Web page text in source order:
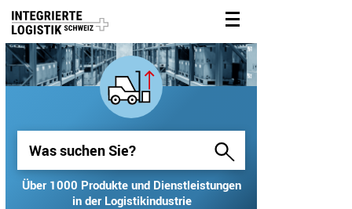
Über 1000 Produkte und Dienstleistungen
in der Logistikindustrie
Über 1000 Produkte und Dienstleistungen
in der Logistikindustrie